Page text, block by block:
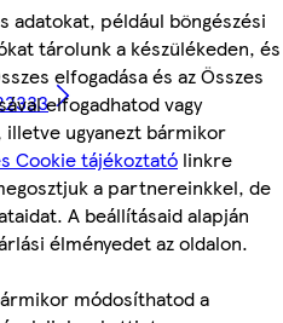
adatokat, például böngészési
tárolunk a készülékeden, és
elfogadása és az Összes
elfogadhatod vagy
ugyanezt bármikor
Cookie tájékoztató linkre
a partnereinkkel, de
A beállításaid alapján
élményedet az oldalon.
módosíthatod a